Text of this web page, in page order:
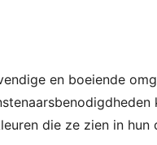
en boeiende
die ze zien in hun